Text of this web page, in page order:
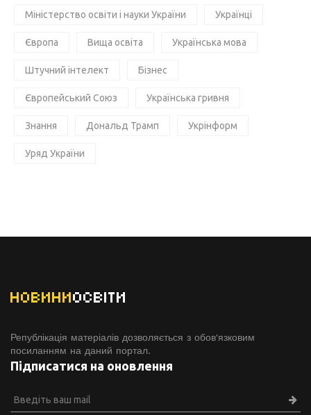
Міністерство освіти і науки України Українці
Європа Вища освіта Українська мова
Штучний інтелект Бізнес
Європейський Союз Українська гривня
Знання Дональд Трамп Укрінформ
Уряд України
НОВИНИОСВІТИ
Републікація матеріалів дозволяється з обов'язковим
посиланням на даний портал.
Підписатися на оновлення